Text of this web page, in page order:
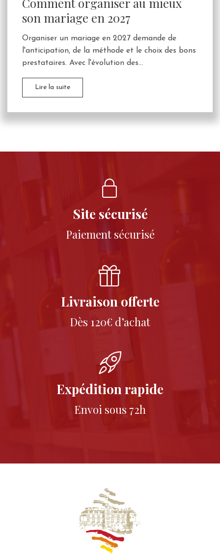
son mariage en 2027
Organiser un mariage en 2027 demande de
l'anticipation, de la méthode et le choix des bons
prestataires. Avec l'évolution des...
Lire la suite
Site sécurisé
Paiement sécurisé
Livraison offerte
Dès 120€ d’achat
Expédition rapide
Envoi sous 72h